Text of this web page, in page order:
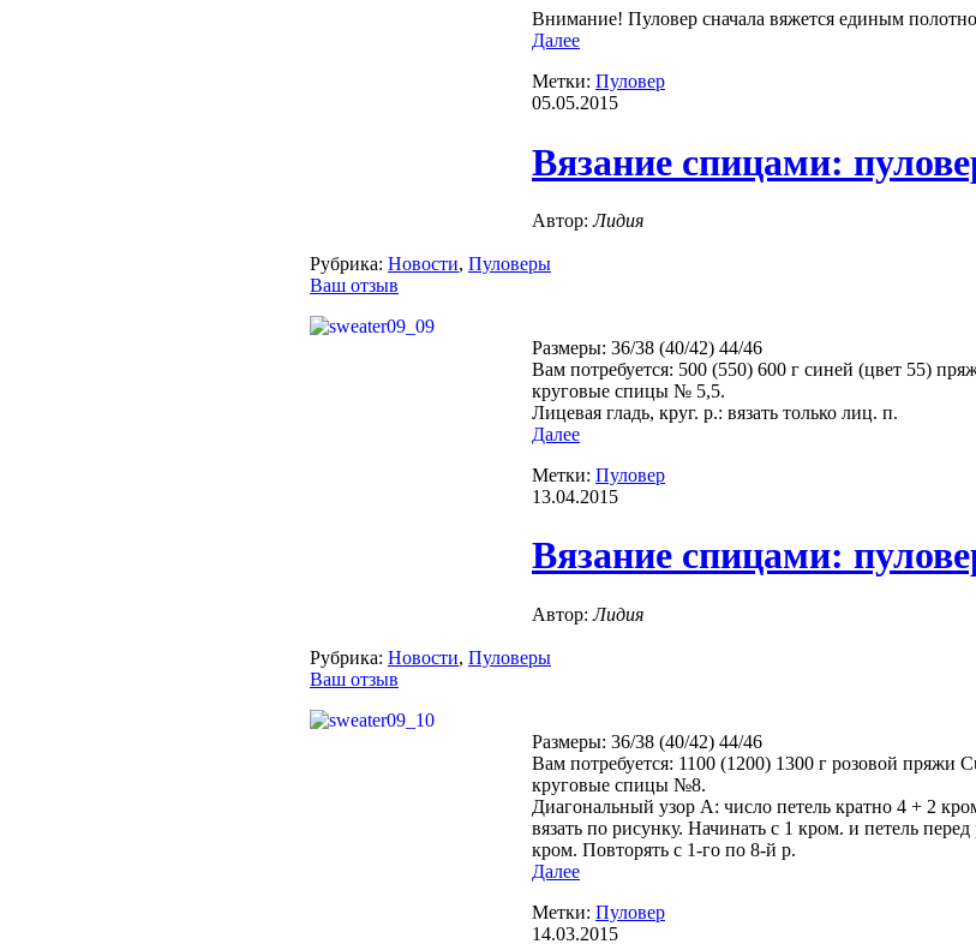
Внимание! Пуловер сначала вяжется единым
Далее
Метки: Пуловер
05.05.2015
Вязание спицами:
Автор:Лидия
Рубрика: Новости, Пуловеры
Ваш отзыв
Размеры: 36/38 (40/42) 44/46
Вам потребуется: 500 (550) 600 г синей (цвет 55)
круговые спицы № 5,5.
Лицевая гладь, круг. р.: вязать только лиц. п.
Далее
Метки: Пуловер
13.04.2015
Вязание спицами:
Автор:Лидия
Рубрика: Новости, Пуловеры
Ваш отзыв
Размеры: 36/38 (40/42) 44/46
Вам потребуется: 1100 (1200) 1300 г розовой пряжи
круговые спицы №8.
Диагональный узор А: число петель кратно 4 + 2
вязать по рисунку. Начинать с 1 кром. и петель
кром. Повторять с 1-го по 8-й р.
Далее
Метки: Пуловер
14.03.2015